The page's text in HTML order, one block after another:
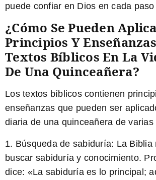
puede confiar en Dios en cada
¿Cómo Se Pueden
Principios Y
Textos Bíblicos En La
De Una Quinceañera?
Los textos bíblicos contienen
enseñanzas que pueden ser
diaria de una quinceañera de varias
1. Búsqueda de sabiduría: La Biblia
buscar sabiduría y conocimiento.
dice: «La sabiduría es lo principal;